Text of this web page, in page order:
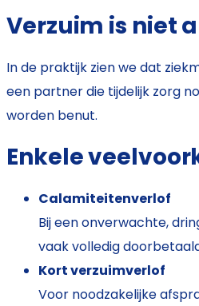
Verzuim is niet
In de praktijk zien we dat
een partner die tijdelijk zorg
worden benut.
Enkele
Calamiteitenverlof
Bij een onverwachte,
vaak volledig
Kort verzuimverlof
Voor noodzakelijke